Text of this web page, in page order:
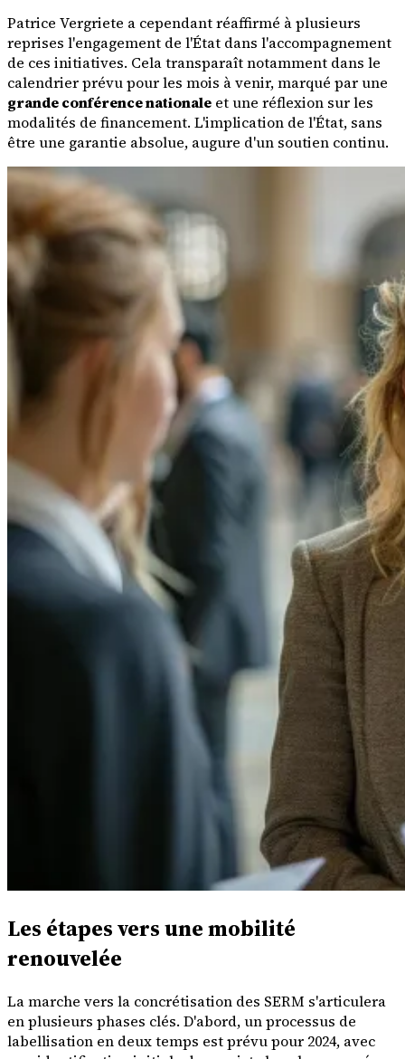
Patrice Vergriete a cependant réaffirmé à plusieurs
reprises l'engagement de l'État dans l'accompagnement
de ces initiatives. Cela transparaît notamment dans le
calendrier prévu pour les mois à venir, marqué par une
grande conférence nationale et une réflexion sur les
modalités de financement. L'implication de l'État, sans
être une garantie absolue, augure d'un soutien continu.
Les étapes vers une mobilité
renouvelée
La marche vers la concrétisation des SERM s'articulera
en plusieurs phases clés. D'abord, un processus de
labellisation en deux temps est prévu pour 2024, avec